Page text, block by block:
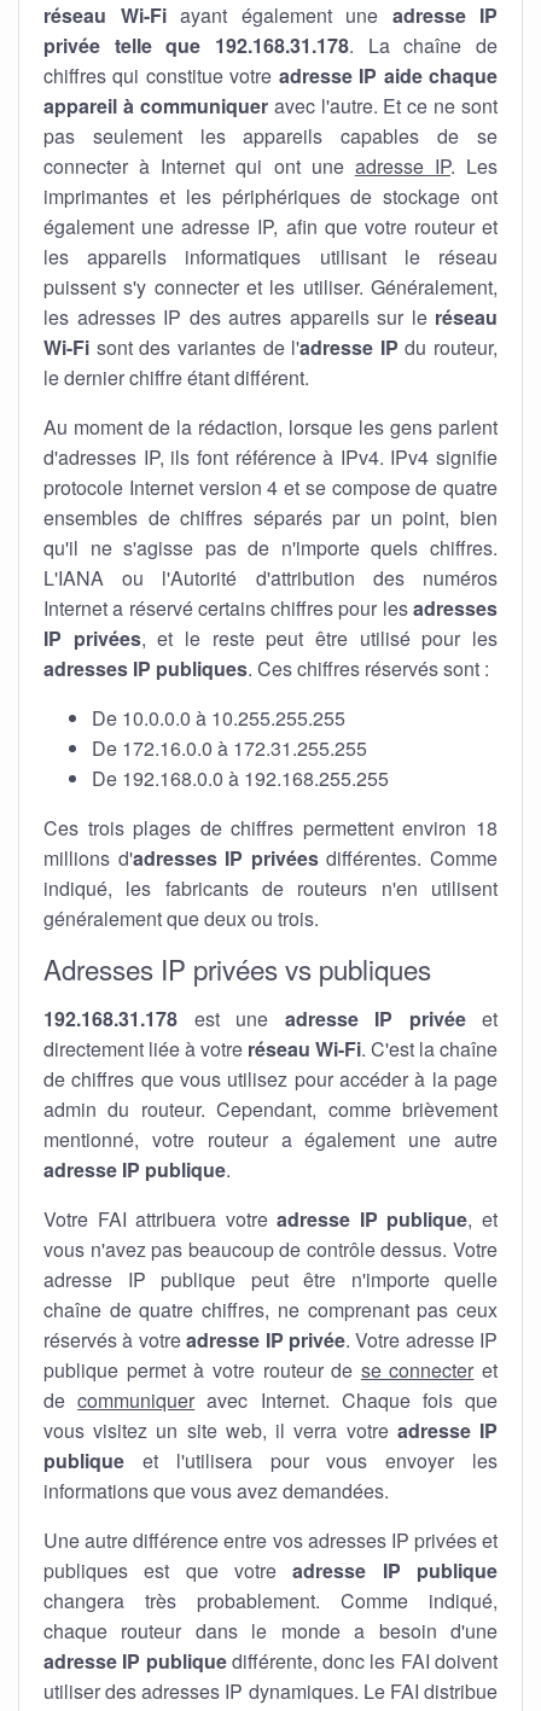
réseau Wi-Fiayant également une adresse IP
privée telle que 192.168.31.178. La chaîne de
chiffres qui constitue votre adresse IP aide chaque
appareil à communiqueravec l'autre. Et ce ne sont
pas seulement les appareils capables de se
connecter à Internet qui ont une adresse IP. Les
imprimantes et les périphériques de stockage ont
également une adresse IP, afin que votre routeur et
les appareils informatiques utilisant le réseau
puissent s'y connecter et les utiliser. Généralement,
les adresses IP des autres appareils sur le réseau
Wi-Fi sont des variantes de l'adresse IP du routeur,
le dernier chiffre étant différent.
Au moment de la rédaction, lorsque les gens parlent
d'adresses IP, ils font référence à IPv4. IPv4 signifie
protocole Internet version 4 et se compose de quatre
ensembles de chiffres séparés par un point, bien
qu'il ne s'agisse pas de n'importe quels chiffres.
L'IANA ou l'Autorité d'attribution des numéros
Internet a réservé certains chiffres pour lesadresses
IP privées, et le reste peut être utilisé pour les
adresses IP publiques. Ces chiffres réservés sont :
De 10.0.0.0 à 10.255.255.255
De 172.16.0.0 à 172.31.255.255
De 192.168.0.0 à 192.168.255.255
Ces trois plages de chiffres permettent environ 18
millions d'adresses IP privéesdifférentes. Comme
indiqué, les fabricants de routeurs n'en utilisent
généralement que deux ou trois.
Adresses IP privées vs publiques
192.168.31.178 est une adresse IP privéeet
directement liée à votre réseau Wi-Fi. C'est la chaîne
de chiffres que vous utilisez pour accéder à la page
admin du routeur. Cependant, comme brièvement
mentionné, votre routeur a également une autre
adresse IP publique.
Votre FAI attribuera votreadresse IP publique, et
vous n'avez pas beaucoup de contrôle dessus. Votre
adresse IP publique peut être n'importe quelle
chaîne de quatre chiffres, ne comprenant pas ceux
réservés à votreadresse IP privée. Votre adresse IP
publique permet à votre routeur de se connecter et
decommuniquer avec Internet. Chaque fois que
vous visitez un site web, il verra votre adresse IP
publique et l'utilisera pour vous envoyer les
informations que vous avez demandées.
Une autre différence entre vos adresses IP privées et
publiques est que votreadresse IP publique
changera très probablement. Comme indiqué,
chaque routeur dans le monde a besoin d'une
adresse IP publiquedifférente, donc les FAI doivent
utiliser des adresses IP dynamiques. Le FAI distribue